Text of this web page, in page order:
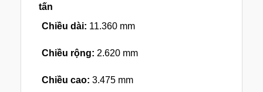
tấn
Chiều dài: 11.360 mm
Chiều rộng: 2.620 mm
Chiều cao: 3.475 mm